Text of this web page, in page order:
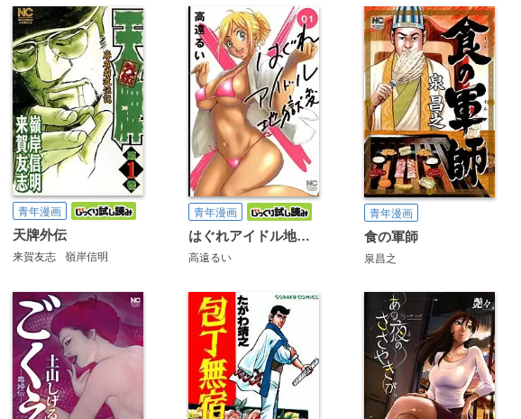
青年漫画
天牌外伝
来賀友志 嶺岸信明
青年漫画
はぐれアイドル地獄変
高遠るい
青年漫画
食の軍師
泉昌之